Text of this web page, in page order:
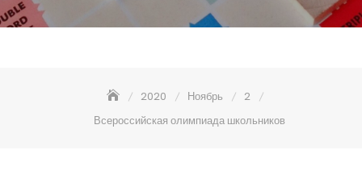
2020 Ноябрь
2
Всероссийская олимпиада школьников